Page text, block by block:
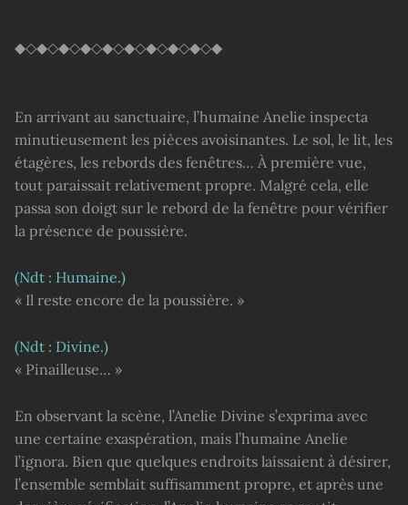
◆◇◆◇◆◇◆◇◆◇◆◇◆◇◆◇◆◇◆
En arrivant au sanctuaire, l’humaine Anelie inspecta
minutieusement les pièces avoisinantes. Le sol, le lit, les
étagères, les rebords des fenêtres… À première vue,
tout paraissait relativement propre. Malgré cela, elle
passa son doigt sur le rebord de la fenêtre pour vérifier
la présence de poussière.
(Ndt : Humaine.)
« Il reste encore de la poussière. »
(Ndt : Divine.)
« Pinailleuse… »
En observant la scène, l’Anelie Divine s’exprima avec
une certaine exaspération, mais l’humaine Anelie
l’ignora. Bien que quelques endroits laissaient à désirer,
l’ensemble semblait suffisamment propre, et après une